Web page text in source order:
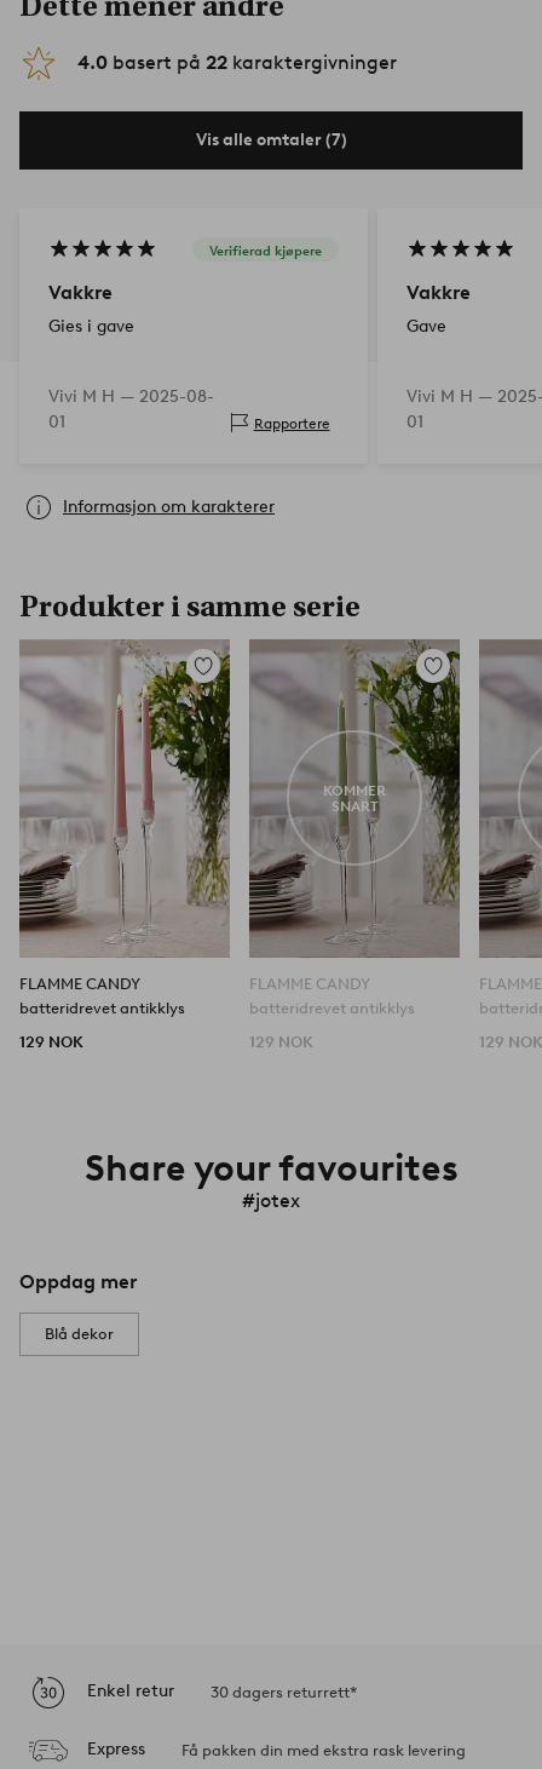
4.0 basert på 22 karaktergivninger
Vis alle omtaler (7)
Verifierad kjøpere
Vakkre
Gies i gave
Vivi M H — 2025-08-
01
Rapportere
Vakkre
Gave
Vivi M H —
01
Informasjon om karakterer
Produkter i samme serie
Legg
til
favoritter
FLAMME CANDY
batteridrevet antikklys
129 NOK
KOMMER
SNART
Legg
til
favoritter
FLAMME CANDY
batteridrevet antikklys
129 NOK
129
Share your favourites
#jotex
Oppdag mer
Blå dekor
Enkel retur 30 dagers returrett*
Express Få pakken din med ekstra rask levering